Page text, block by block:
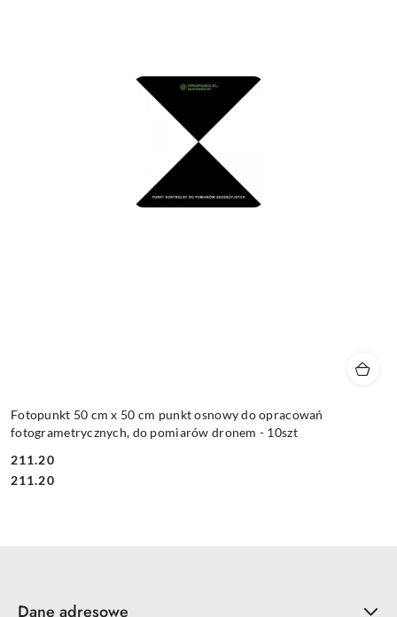
Fotopunkt 50 cm x 50 cm punkt osnowy do opracowań
fotogrametrycznych, do pomiarów dronem - 10szt
Cena:
211.20
Cena:
211.20
Dane adresowe